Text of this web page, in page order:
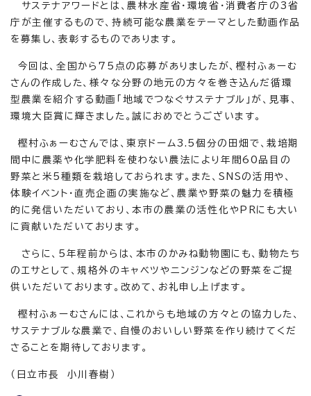
サステナアワードとは、農林水産省・環境省・消費者庁の3省
庁が主催するもので、持続可能な農業をテーマとした動画作品
を募集し、表彰するものであります。
今回は、全国から75点の応募がありましたが、樫村ふぁーむ
さんの作成した、様々な分野の地元の方々を巻き込んだ循環
型農業を紹介する動画「地域でつなぐサステナブル」が、見事、
環境大臣賞に輝きました。誠におめでとうございます。
樫村ふぁーむさんでは、東京ドーム3.5個分の田畑で、栽培期
間中に農薬や化学肥料を使わない農法により年間60品目の
野菜と米5種類を栽培しておられます。また、SNSの活用や、
体験イベント・直売企画の実施など、農業や野菜の魅力を積極
的に発信いただいており、本市の農業の活性化やPRにも大い
に貢献いただいております。
さらに、5年程前からは、本市のかみね動物園にも、動物たち
のエサとして、規格外のキャベツやニンジンなどの野菜をご提
供いただいております。改めて、お礼申し上げます。
樫村ふぁーむさんには、これからも地域の方々との協力した、
サステナブルな農業で、自慢のおいしい野菜を作り続けてくだ
さることを期待しております。
（日立市長 小川春樹）